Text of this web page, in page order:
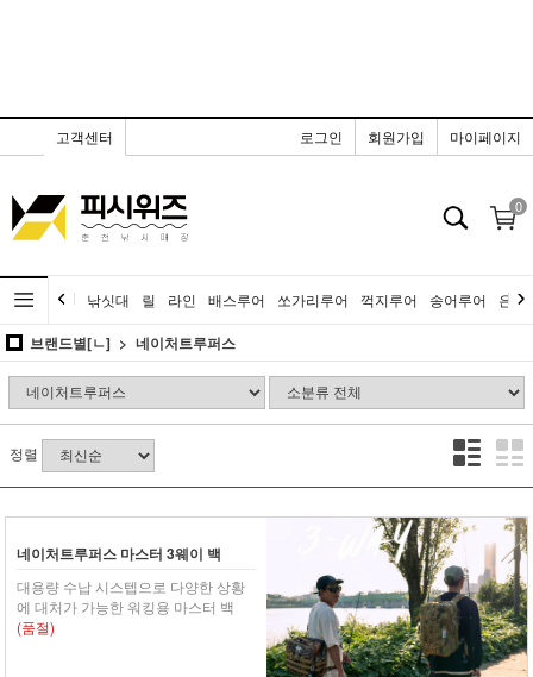
고객센터 로그인 회원가입 마이페이지
0
낚싯대 릴 라인 배스루어 쏘가리루어 꺽지루어 송어루어 은어
브랜드별[ㄴ] 네이처트루퍼스
정렬
네이처트루퍼스 마스터 3웨이 백
대용량 수납 시스텝으로 다양한 상황
에 대처가 가능한 워킹용 마스터 백
(품절)